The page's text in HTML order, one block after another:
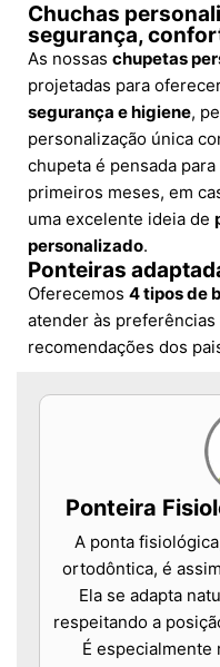
Chuchas
segurança,
As nossas chupetas
projetadas para
segurança e higiene,
personalização única
chupeta é pensada
primeiros meses, em
uma excelente ideia de
personalizado.
Ponteiras
Oferecemos 4 tipos de
atender às preferências
recomendações dos
Ponteira
A ponta
ortodôntica, é
Ela se adapta
respeitando a
É especialmente